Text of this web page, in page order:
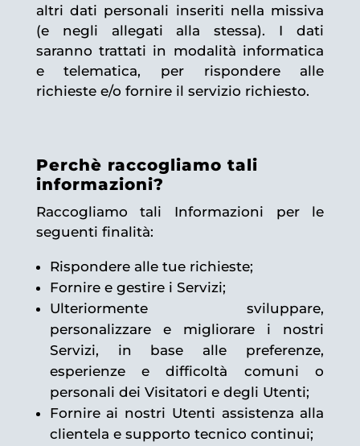
altri dati personali inseriti nella missiva
(e negli allegati alla stessa). I dati
saranno trattati in modalità informatica
e telematica, per rispondere alle
richieste e/o fornire il servizio richiesto.
Perchè raccogliamo tali
informazioni?
Raccogliamo tali Informazioni per le
seguenti finalità:
Rispondere alle tue richieste;
Fornire e gestire i Servizi;
Ulteriormente sviluppare,
personalizzare e migliorare i nostri
Servizi, in base alle preferenze,
esperienze e difficoltà comuni o
personali dei Visitatori e degli Utenti;
Fornire ai nostri Utenti assistenza alla
clientela e supporto tecnico continui;